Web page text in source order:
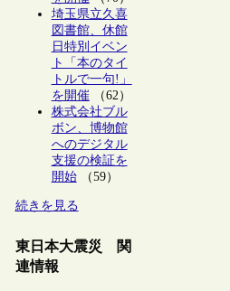
埼玉県立久喜
図書館、休館
日特別イベン
ト「本のタイ
トルで一句!」
を開催（62）
株式会社ブル
ボン、博物館
へのデジタル
支援の検証を
開始（59）
続きを見る
東日本大震災 関
連情報